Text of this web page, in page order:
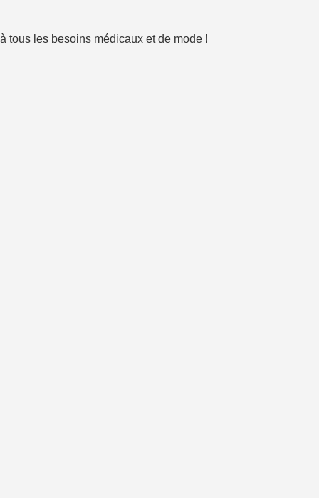
tous les besoins médicaux et de mode !